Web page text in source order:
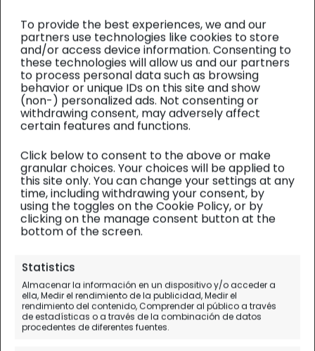
To provide the best experiences, we and our
partners use technologies like cookies to store
and/or access device information. Consenting to
these technologies will allow us and our partners
to process personal data such as browsing
behavior or unique IDs on this site and show
(non-) personalized ads. Not consenting or
withdrawing consent, may adversely affect
certain features and functions.
Click below to consent to the above or make
granular choices. Your choices will be applied to
this site only. You can change your settings at any
time, including withdrawing your consent, by
using the toggles on the Cookie Policy, or by
clicking on the manage consent button at the
bottom of the screen.
Statistics
Almacenar la información en un dispositivo y/o acceder a
ella, Medir el rendimiento de la publicidad, Medir el
rendimiento del contenido, Comprender al público a través
de estadísticas o a través de la combinación de datos
procedentes de diferentes fuentes.
Qué ver en Sigiriya, la 8
Maravilla del Mundo